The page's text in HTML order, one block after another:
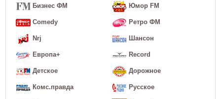
Бизнес ФМ
Comedy
Nrj
Европа+
Детское
Комс.правда
Юмор FM
Ретро ФМ
Шансон
Record
Дорожное
Русское